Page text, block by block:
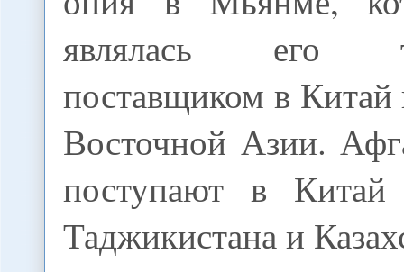
являлась его
поставщиком в
Восточной Азии.
поступают в
Таджикистана и